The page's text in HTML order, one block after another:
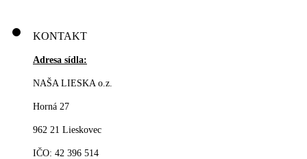
KONTAKT
Adresa sídla:
NAŠA LIESKA o.z.
Horná 27
962 21 Lieskovec
IČO: 42 396 514